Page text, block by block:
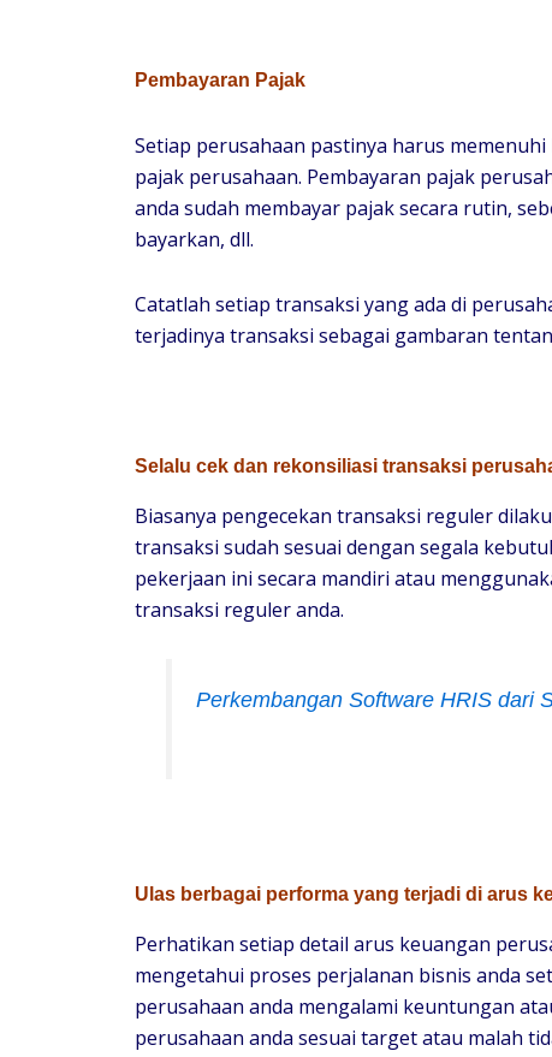
Pembayaran Pajak
Setiap perusahaan pastinya harus
pajak perusahaan. Pembayaran pajak
anda sudah membayar pajak secara rutin,
bayarkan, dll.
Catatlah setiap transaksi yang ada di
terjadinya transaksi sebagai gambaran
Selalu cek dan rekonsiliasi transaksi
Biasanya pengecekan transaksi reguler
transaksi sudah sesuai dengan segala
pekerjaan ini secara mandiri atau
transaksi reguler anda.
Perkembangan Software HRIS dari
Ulas berbagai performa yang terjadi di arus
Perhatikan setiap detail arus keuangan
mengetahui proses perjalanan bisnis anda
perusahaan anda mengalami keuntungan
perusahaan anda sesuai target atau malah